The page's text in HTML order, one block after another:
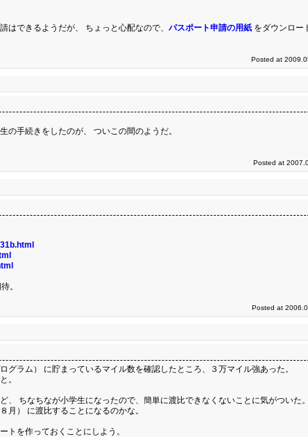
はできるようだが、 ちょっと心配なので、 パスポート申請の用紙 をダウンロー
Posted at
の手続きをしたのが、 ついこの間のようだ。
Posted at
。
Posted at
ラム） に貯まっているマイル数を確認したところ、３万マイル強あった。
。
ちなちなが小学生になったので、簡単に渡比できなくないことに気がついた。
月） に渡比することになるのかな。
トを作っておくことにしよう。